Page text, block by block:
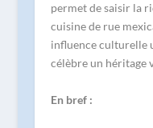
permet de saisir la
cuisine de rue
influence culturelle
célèbre un héritage
En bref :